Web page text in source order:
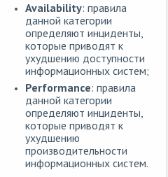
Availability: правила
данной категории
определяют инциденты,
которые приводят к
ухудшению доступности
информационных систем;
Performance: правила
данной категории
определяют инциденты,
которые приводят к
ухудшению
производительности
информационных систем.